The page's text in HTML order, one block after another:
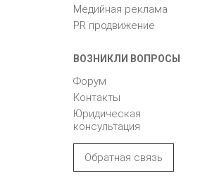
Медийная реклама
PR продвижение
ВОЗНИКЛИ ВОПРОСЫ
Форум
Контакты
Юридическая
консультация
Обратная связь